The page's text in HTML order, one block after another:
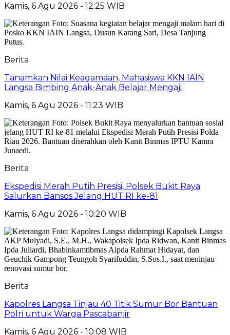
Kamis, 6 Agu 2026 - 12:25 WIB
Berita
Tanamkan Nilai Keagamaan, Mahasiswa KKN IAIN
Langsa Bimbing Anak-Anak Belajar Mengaji
Kamis, 6 Agu 2026 - 11:23 WIB
Berita
Ekspedisi Merah Putih Presisi, Polsek Bukit Raya
Salurkan Bansos Jelang HUT RI ke-81
Kamis, 6 Agu 2026 - 10:20 WIB
Berita
Kapolres Langsa Tinjau 40 Titik Sumur Bor Bantuan
Polri untuk Warga Pascabanjir
Kamis, 6 Agu 2026 - 10:08 WIB